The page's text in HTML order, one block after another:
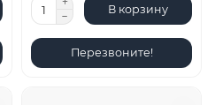
В корзину
Перезвоните!